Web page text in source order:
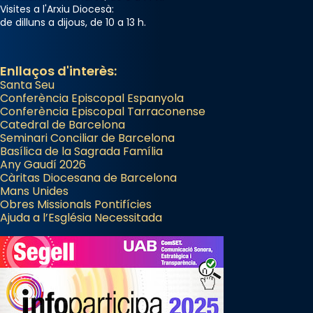
Memòria de les santes Juliana i
Acompanyant la història de sant Cugat, a
partir de l’Edat Mitjana sorgeix la tradició
que les santes Juliana (“relatiu a Júlia”) i
Semproniana (“relatiu a Semprònia =
eterna”) són deixebles seves. I l’any 1667, el
frare Joan Gaspar Roig, afirma en una obra
que les santes són filles de l’antiga Iluro.
Mataró en reivindicarà les relíquies fins que
les aconseguirà el 1772. L’ofici que es canta
a la “Missa de les Santes” (“Missa de
Glòria”) fou composta el 1848 per Mn.
Manuel Blanch, amb aire d’òpera
italianitzant; s’interpreta per privilegi
pontifici, amb orquestra i cor, i té una
Visites a l'Arxiu Diocesà:
de dilluns a dijous, de 10 a 13 h.
Enllaços d'interès:
Santa Seu
Conferència Episcopal Espanyola
Conferència Episcopal Tarraconense
Catedral de Barcelona
Seminari Conciliar de Barcelona
Basílica de la Sagrada Família
Any Gaudí 2026
Càritas Diocesana de Barcelona
Mans Unides
Obres Missionals Pontifícies
Ajuda a l’Església Necessitada